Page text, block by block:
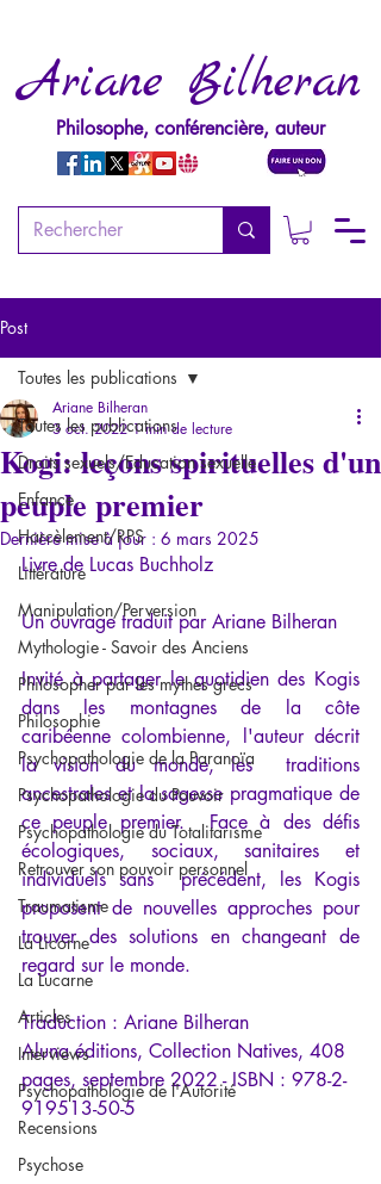
Ariane Bilheran
Philosophe, conférencière, auteur
Post
Toutes les publications
Droits sexuels/Education sexuelle
Enfance
Harcèlement/RPS
Littérature
Manipulation/Perversion
Mythologie - Savoir des Anciens
Philosopher par les mythes grecs
Philosophie
Psychopathologie de la Paranoïa
Psychopathologie du Pouvoir
Psychopathologie du Totalitarisme
Retrouver son pouvoir personnel
Traumatisme
La Licorne
La Lucarne
Articles
Interviews
Psychopathologie de l'Autorité
Recensions
Psychose
Toutes les publications
Kogi: leçons spirituelles d'un
peuple premier
Ariane Bilheran
3 oct. 2022 1 min de lecture
Dernière mise à jour : 6 mars 2025
Livre de Lucas Buchholz
Un ouvrage traduit par Ariane Bilheran
Invité à partager le quotidien des Kogis
dans les montagnes de la côte
caribéenne colombienne, l'auteur décrit
la vision du monde, les  traditions
ancestrales et la sagesse pragmatique de
ce peuple premier.  Face à des défis
écologiques, sociaux, sanitaires et
individuels sans  précédent, les Kogis
proposent de nouvelles approches pour
trouver des solutions en changeant de
regard sur le monde.
Traduction : Ariane Bilheran
Aluna éditions, Collection Natives, 408
pages, septembre 2022 - ISBN : 978-2-
919513-50-5